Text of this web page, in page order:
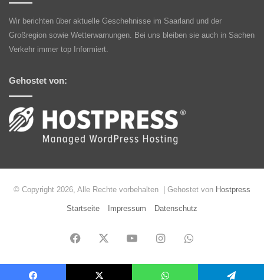
Wir berichten über aktuelle Geschehnisse im Saarland und der
Großregion sowie Wetterwarnungen. Bei uns bleiben sie auch in Sachen
Verkehr immer top Informiert.
Gehostet von:
© Copyright 2026, Alle Rechte vorbehalten | Gehostet von Hostpress
Startseite Impressum Datenschutz
Facebook YouTubeInstagramWhatsApp